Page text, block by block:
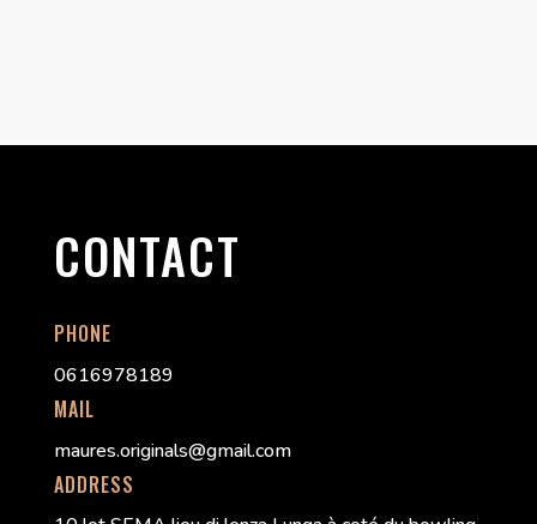
CONTACT
PHONE
0616978189
MAIL
maures.originals@gmail.com
ADDRESS